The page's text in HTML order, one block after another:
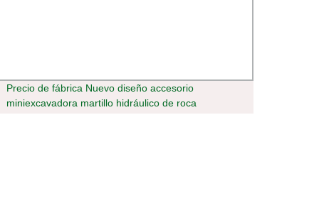
Precio de fábrica Nuevo diseño accesorio
miniexcavadora martillo hidráulico de roca